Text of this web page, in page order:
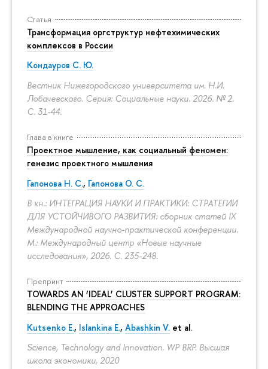
Статья
Трансформация оргструктур нефтехимических
комплексов в России
Кондауров С. Ю.
Вестник Нижегородского университета им. Н.И.
Лобачевского. Серия: Социальные науки. 2026. № 2.
С. 31-44.
Глава в книге
Проектное мышление, как социальный феномен:
генезис проектного мышления
Гапонова Н. С., Гапонова О. С.
В кн.: ИНТЕГРАЦИЯ НАУКИ И ПРАКТИКИ: СТРАТЕГИИ
ДЛЯ УСТОЙЧИВОГО РАЗВИТИЯ: сборник статей IX
Международной научно-практической конференции.
М.: Международный центр «Новые научные
исследования», 2026. С. 235-248.
Препринт
TOWARDS AN ‘IDEAL’ CLUSTER SUPPORT PROGRAM:
BLENDING THE APPROACHES
Kutsenko E., Islankina E., Abashkin V. et al.
Science, Technology and Innovation. WP BRP. Высшая
школа экономики, 2020